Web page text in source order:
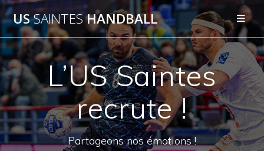
Passer
au
contenu
USSAINTESHANDBALL
L’US Saintes
recrute !
Partageons nos émotions !